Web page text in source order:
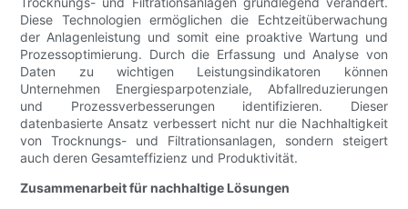
Diese Technologien ermöglichen die Echtzeitüberwachung
der Anlagenleistung und somit eine proaktive Wartung und
Prozessoptimierung. Durch die Erfassung und Analyse von
Daten zu wichtigen Leistungsindikatoren können
Unternehmen Energiesparpotenziale, Abfallreduzierungen
und Prozessverbesserungen identifizieren. Dieser
datenbasierte Ansatz verbessert nicht nur die Nachhaltigkeit
von Trocknungs- und Filtrationsanlagen, sondern steigert
auch deren Gesamteffizienz und Produktivität.
Zusammenarbeit für nachhaltige Lösungen